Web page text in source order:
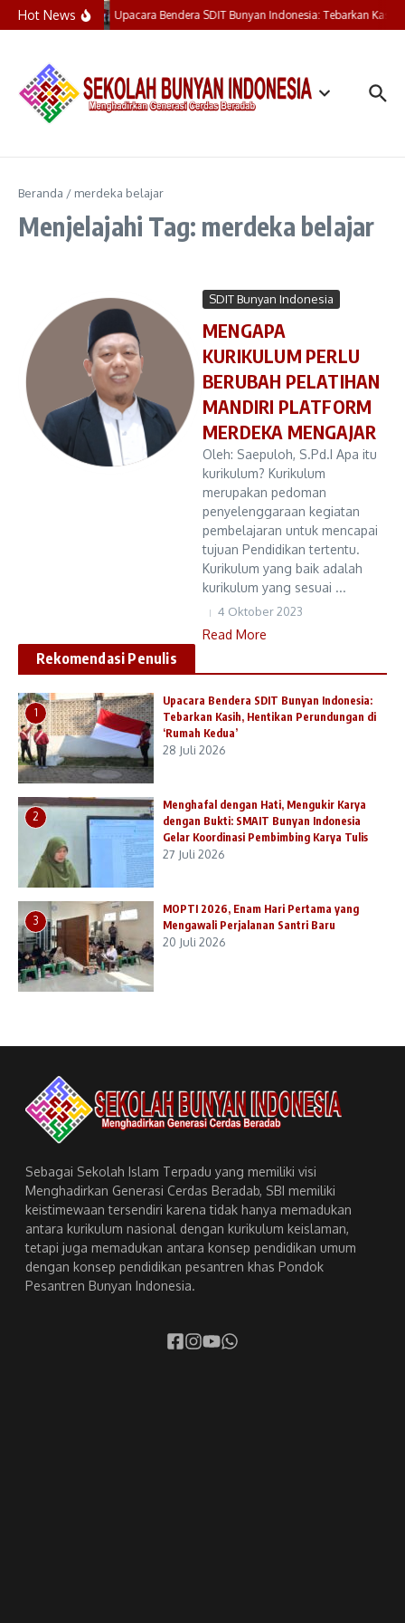
Lewati ke konten
Hot News Upacara Bendera SDIT Bunyan Indonesia: Tebarkan
Beranda / merdeka belajar
Menjelajahi Tag: merdeka belajar
SDIT Bunyan Indonesia
MENGAPA
KURIKULUM PERLU
BERUBAH PELATIHAN
MANDIRI PLATFORM
MERDEKA MENGAJAR
Oleh: Saepuloh, S.Pd.I Apa itu
kurikulum? Kurikulum
merupakan pedoman
penyelenggaraan kegiatan
pembelajaran untuk mencapai
tujuan Pendidikan tertentu.
Kurikulum yang baik adalah
kurikulum yang sesuai ...
4 Oktober 2023
Read More
Rekomendasi Penulis
1
Upacara Bendera SDIT Bunyan Indonesia:
Tebarkan Kasih, Hentikan Perundungan di
‘Rumah Kedua’
28 Juli 2026
2
Menghafal dengan Hati, Mengukir Karya
dengan Bukti: SMAIT Bunyan Indonesia
Gelar Koordinasi Pembimbing Karya Tulis
27 Juli 2026
3
MOPTI 2026, Enam Hari Pertama yang
Mengawali Perjalanan Santri Baru
20 Juli 2026
Sebagai Sekolah Islam Terpadu yang memiliki visi
Menghadirkan Generasi Cerdas Beradab, SBI memiliki
keistimewaan tersendiri karena tidak hanya memadukan
antara kurikulum nasional dengan kurikulum keislaman,
tetapi juga memadukan antara konsep pendidikan umum
dengan konsep pendidikan pesantren khas Pondok
Pesantren Bunyan Indonesia.